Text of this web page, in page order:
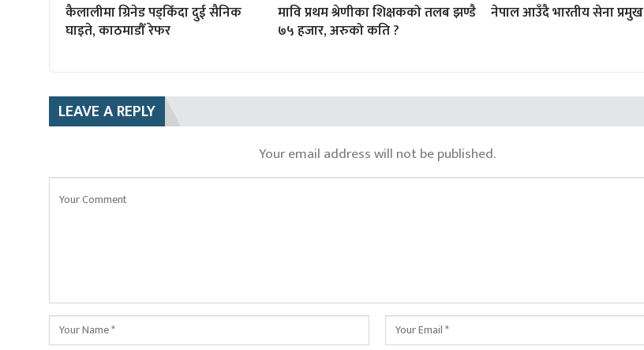
कैलालीमा ग्रिनेड पड्किँदा दुई सैनिक
घाइते, काठमाडौँ रेफर
मावि प्रथम श्रेणीका शिक्षकको तलब झण्डै
७५ हजार, अरुको कति ?
नेपाल आउँदै भारतीय सेना प्रमुख
LEAVE A REPLY
Your email address will not be published.